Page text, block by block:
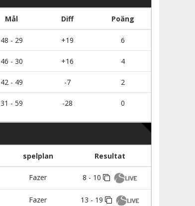
Mål Diff Poäng
48 - 29 +19 6
46 - 30 +16 4
42 - 49 -7 2
31 - 59 -28 0
spelplan Resultat
Fazer 8 - 10
Fazer 13 - 19